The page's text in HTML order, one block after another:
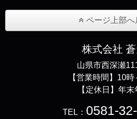
ページ上部へ
株式会社
山県市西深瀬
【営業時間】10
【定休日】年
TEL： 0581-